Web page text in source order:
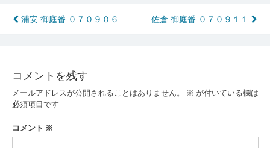
投
稿
ビ
ゲ
ー
シ
浦安 御庭番 ０７０９０６ 佐倉 御庭番 ０７０９１１
コメントを残す
メールアドレスが公開されることはありません。 ※ が付いている欄は
必須項目です
コメント ※